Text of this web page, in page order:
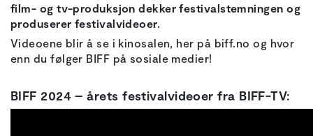
film- og tv-produksjon dekker festivalstemningen og
produserer festivalvideoer.
Videoene blir å se i kinosalen, her på biff.no og hvor
enn du følger BIFF på sosiale medier!
BIFF 2024 – årets festivalvideoer fra BIFF-TV: